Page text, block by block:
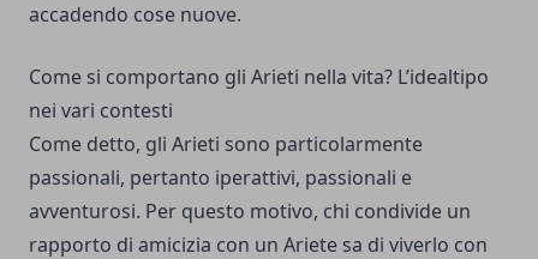
accadendo cose nuove.
Come si comportano gli Arieti nella vita? L’idealtipo
nei vari contesti
Come detto, gli Arieti sono particolarmente
passionali, pertanto iperattivi, passionali e
avventurosi. Per questo motivo, chi condivide un
rapporto di amicizia con un Ariete sa di viverlo con